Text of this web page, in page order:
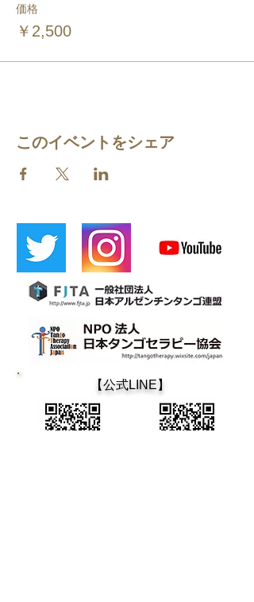
価格
￥2,500
このイベントをシェア
​【公式LINE】